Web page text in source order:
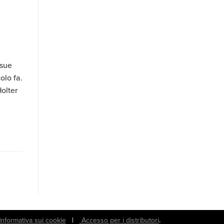
fa.
sui cookie|Accesso per i distributori.